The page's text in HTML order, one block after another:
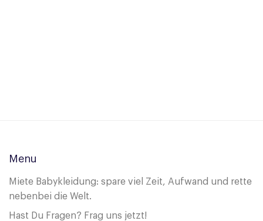
Menu
Miete Babykleidung: spare viel Zeit, Aufwand und rette
nebenbei die Welt.
Hast Du Fragen? Frag uns jetzt!